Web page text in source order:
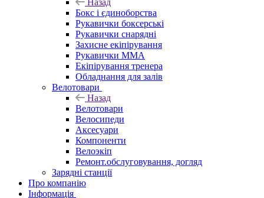
Назад
Бокс і єдиноборства
Рукавички боксерські
Рукавички снарядні
Захисне екіпірування
Рукавички ММА
Екіпірування тренера
Обладнання для залів
Велотовари
Назад
Велотовари
Велосипеди
Аксесуари
Компоненти
Велоэкіп
Ремонт.обслуговування, догляд
Зарядні станції
Про компанію
Інформація